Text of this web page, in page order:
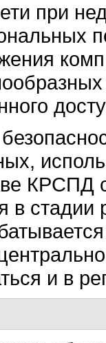
при
КРСПД
в
и в